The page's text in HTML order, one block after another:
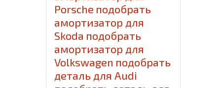
Porsche подобрать
амортизатор для
Skoda подобрать
амортизатор для
Volkswagen подобрать
деталь для Audi